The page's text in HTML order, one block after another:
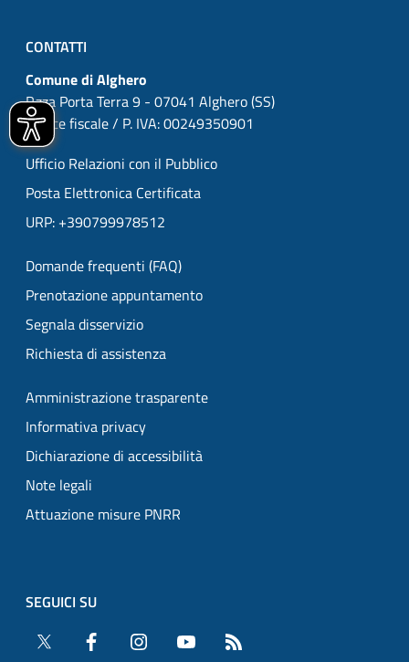
CONTATTI
Comune di Alghero
P.zza Porta Terra 9 - 07041 Alghero (SS)
Codice fiscale / P. IVA: 00249350901
Ufficio Relazioni con il Pubblico
Posta Elettronica Certificata
URP: +390799978512
Domande frequenti (FAQ)
Prenotazione appuntamento
Segnala disservizio
Richiesta di assistenza
Amministrazione trasparente
Informativa privacy
Dichiarazione di accessibilità
Note legali
Attuazione misure PNRR
SEGUICI SU
Twitter
Facebook Instagram YouTube